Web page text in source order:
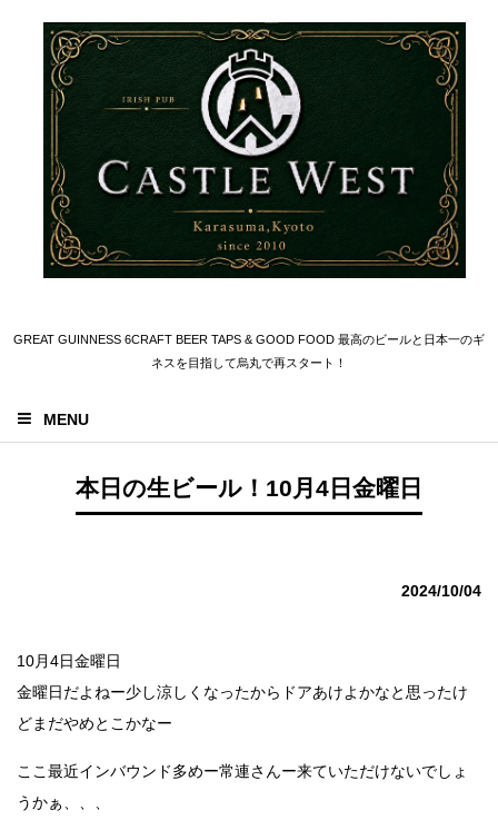
GREAT GUINNESS 6CRAFT BEER TAPS & GOOD FOOD 最高のビールと日本一のギ
ネスを目指して烏丸で再スタート！
MENU
本日の生ビール！10月4日金曜日
2024/10/04
10月4日金曜日
金曜日だよねー少し涼しくなったからドアあけよかなと思ったけ
どまだやめとこかなー
ここ最近インバウンド多めー常連さんー来ていただけないでしょ
うかぁ、、、